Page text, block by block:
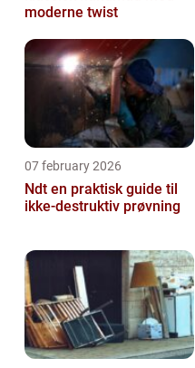
moderne twist
07 february 2026
Ndt en praktisk guide til
ikke-destruktiv prøvning